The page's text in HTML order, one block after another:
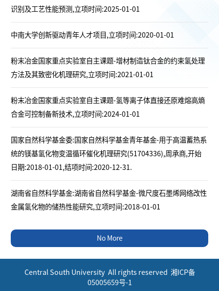
识别及工艺性能预测,立项时间:2025-01-01
中南大学创新驱动青年人才项目,立项时间:2020-01-01
粉末冶金国家重点实验室自主课题-增材制造钛合金的约束氢处理
方法及其致密化机理研究,立项时间:2021-01-01
粉末冶金国家重点实验室自主课题-氢等离子体直接还原难熔高熵
合金可控制备新技术,立项时间:2024-01-01
国家自然科学基金委:国家自然科学基金青年基金-用于高温蓄热系
统的镁基氢化物变温循环催化机理研究(51704336),周承商,开始
日期:2018-01-01,结项时间:2020-12-31.
湖南省自然科学基金:湖南省自然科学基金-微尺度石墨烯网络改性
金属氢化物的储热性能研究,立项时间:2018-01-01
No More
Central South University All rights reserved 湘ICP备
05005659号-1